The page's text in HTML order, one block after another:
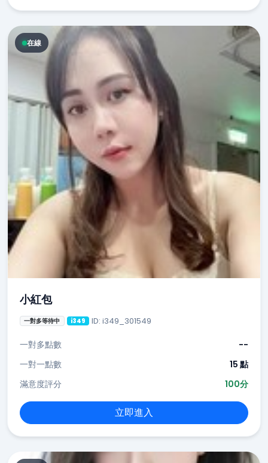
在線
小紅包
一對多等待中 i349 ID: i349_301549
一對多點數
--
一對一點數
15 點
滿意度評分
100分
立即進入